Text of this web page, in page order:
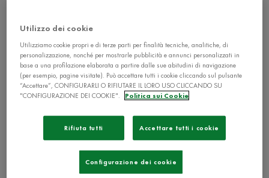
Utilizzo dei cookie
Utilizziamo cookie propri e di terze parti per finalità tecniche, analitiche, di
personalizzazione, nonché per mostrarle pubblicità e annunci personalizzati in
base a una profilazione elaborata a partire dalle sue abitudini di navigazione
(per esempio, pagine visitate). Può accettare tutti i cookie cliccando sul pulsante
“Accettare”, CONFIGURARLI O RIFIUTARE IL LORO USO CLICCANDO SU
"CONFIGURAZIONE DEI COOKIE".
Politica sui Cookie
Rifiuta tutti Accettare tutti i cookie
Configurazione dei cookie